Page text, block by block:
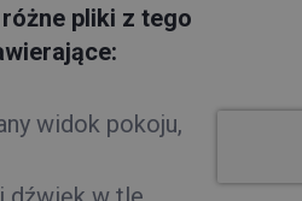
pliki z tego
widok pokoju,